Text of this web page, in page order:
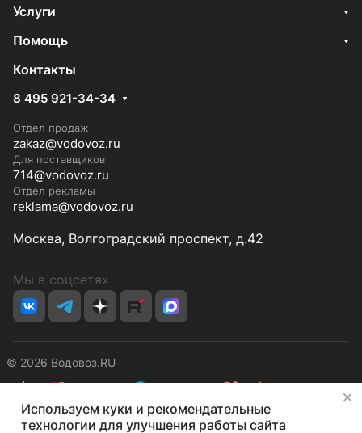
Услуги
Помощь
Контакты
8 495 921-34-34
Отдел продаж
zakaz@vodovoz.ru
Для поставщиков
714@vodovoz.ru
Отдел рекламы
reklama@vodovoz.ru
Москва, Волгоградский проспект, д.42
Мы в соцсетях
© 2026 Водовоз.RU
КонфиденциальностьОферта
Используем куки и рекомендательные
технологии для улучшения работы сайта